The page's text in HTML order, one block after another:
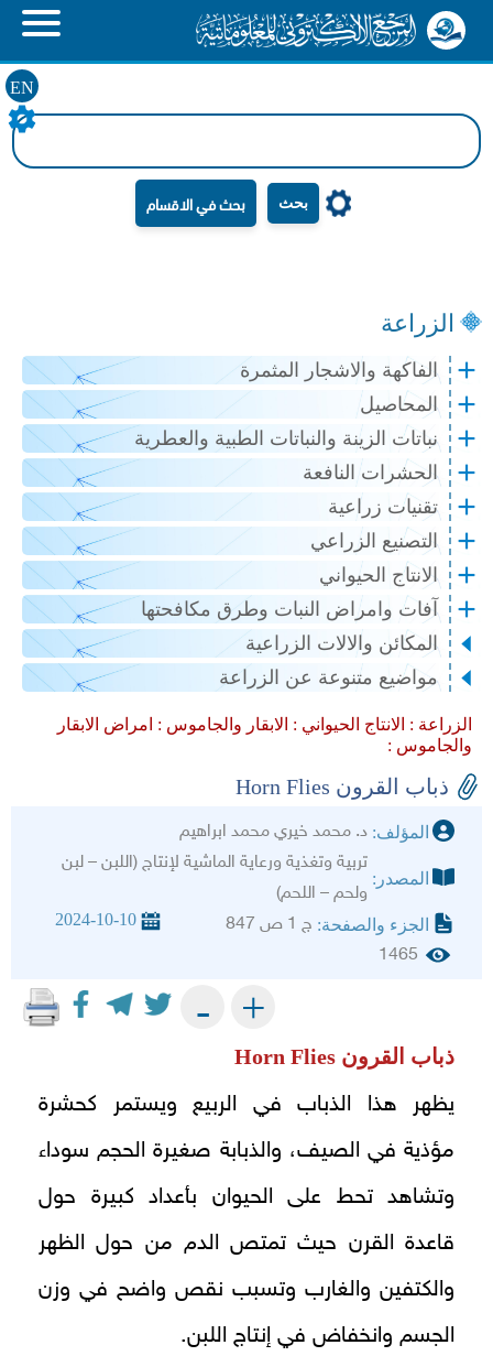
EN
بحث
الزراعة
الفاكهة والاشجار المثمرة
المحاصيل
نباتات الزينة والنباتات الطبية والعطرية
الحشرات النافعة
تقنيات زراعية
التصنيع الزراعي
الانتاج الحيواني
آفات وامراض النبات وطرق مكافحتها
المكائن والالات الزراعية
مواضيع متنوعة عن الزراعة
الزراعة : الانتاج الحيواني : الابقار والجاموس : امراض الابقار
والجاموس :
ذباب القرون Horn Flies
المؤلف: د. محمد خيري محمد ابراهيم
المصدر:
تربية وتغذية ورعاية الماشية لإنتاج (اللبن – لبن
ولحم – اللحم)
الجزء والصفحة: ج 1 ص 847 2024-10-10
1465
+
-
ذباب القرون Horn Flies
يظهر هذا الذباب في الربيع ويستمر كحشرة
مؤذية في الصيف، والذبابة صغيرة الحجم سوداء
وتشاهد تحط على الحيوان بأعداد كبيرة حول
قاعدة القرن حيث تمتص الدم من حول الظهر
والكتفين والغارب وتسبب نقص واضح في وزن
الجسم وانخفاض في إنتاج اللبن.